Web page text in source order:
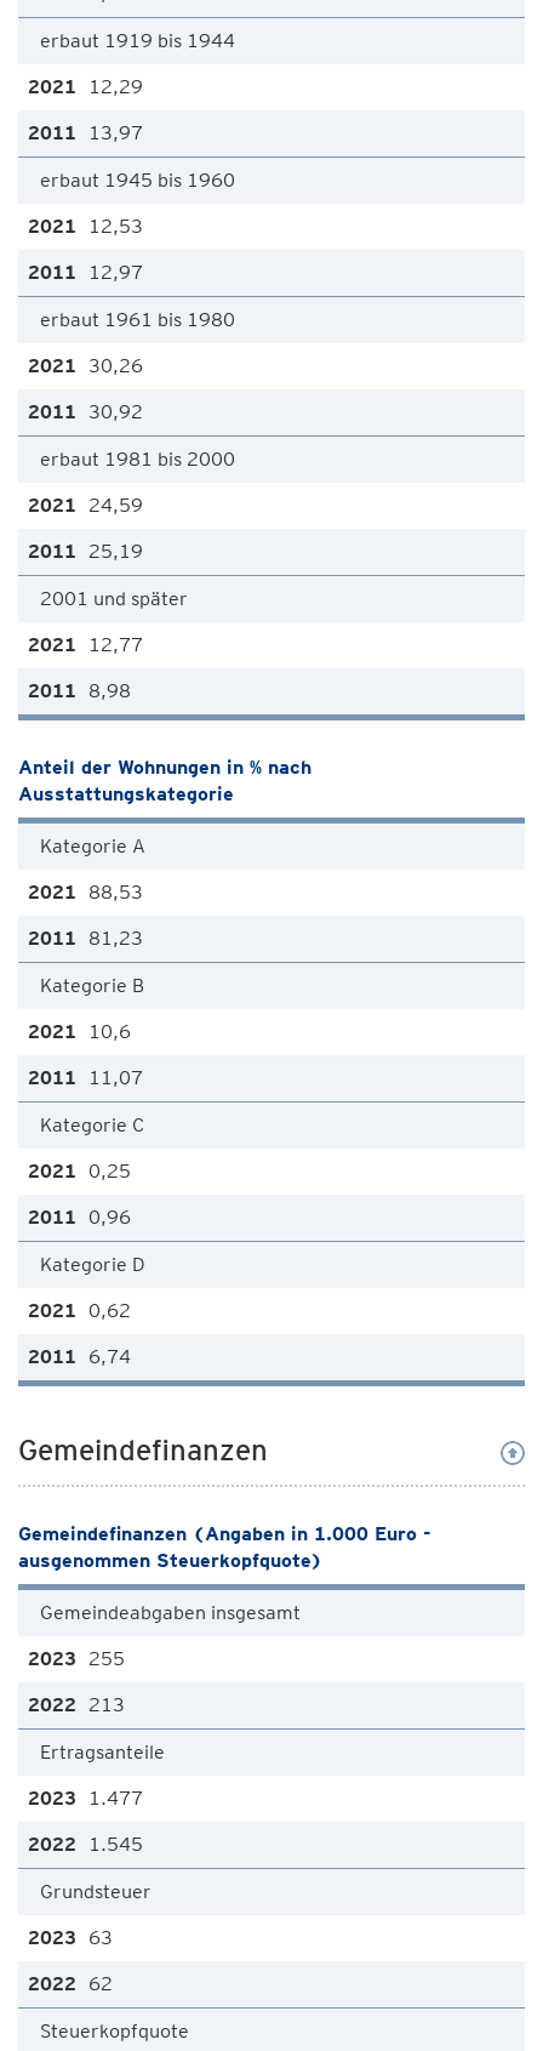
erbaut 1919 bis 1944
12,29
13,97
erbaut 1945 bis 1960
12,53
12,97
erbaut 1961 bis 1980
30,26
30,92
erbaut 1981 bis 2000
24,59
25,19
2001 und später
12,77
8,98
Anteil der Wohnungen in % nach
Ausstattungskategorie
Kategorie A
88,53
81,23
Kategorie B
10,6
11,07
Kategorie C
0,25
0,96
Kategorie D
0,62
6,74
Gemeindefinanzen
Gemeindefinanzen (Angaben in 1.000 Euro -
ausgenommen Steuerkopfquote)
Gemeindeabgaben insgesamt
255
213
Ertragsanteile
1.477
1.545
Grundsteuer
63
62
Steuerkopfquote